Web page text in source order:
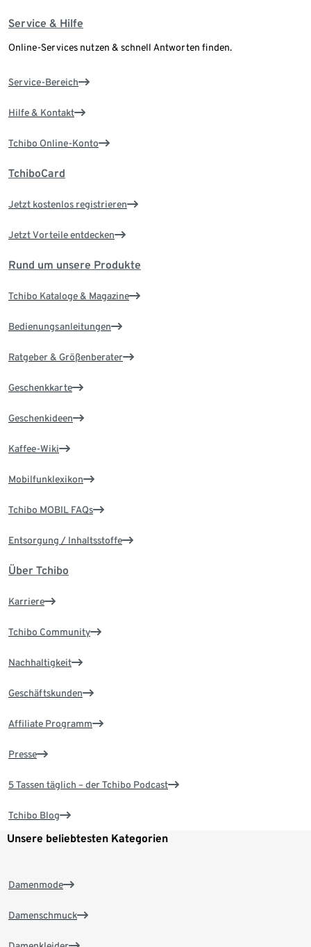
Service & Hilfe
Online-Services nutzen & schnell Antworten finden.
Service-Bereich
Hilfe & Kontakt
Tchibo Online-Konto
TchiboCard
Jetzt kostenlos registrieren
Jetzt Vorteile entdecken
Rund um unsere Produkte
Tchibo Kataloge & Magazine
Bedienungsanleitungen
Ratgeber & Größenberater
Geschenkkarte
Geschenkideen
Kaffee-Wiki
Mobilfunklexikon
Tchibo MOBIL FAQs
Entsorgung / Inhaltsstoffe
Über Tchibo
Karriere
Tchibo Community
Nachhaltigkeit
Geschäftskunden
Affiliate Programm
Presse
5 Tassen täglich – der Tchibo Podcast
Tchibo Blog
Unsere beliebtesten Kategorien
Damenmode
Damenschmuck